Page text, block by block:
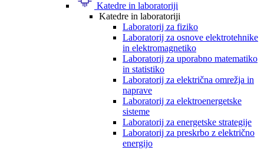
Katedre in laboratoriji
Katedre in laboratoriji
Laboratorij za fiziko
Laboratorij za osnove elektrotehnike
in elektromagnetiko
Laboratorij za uporabno matematiko
in statistiko
Laboratorij za električna omrežja in
naprave
Laboratorij za elektroenergetske
sisteme
Laboratorij za energetske strategije
Laboratorij za preskrbo z električno
energijo